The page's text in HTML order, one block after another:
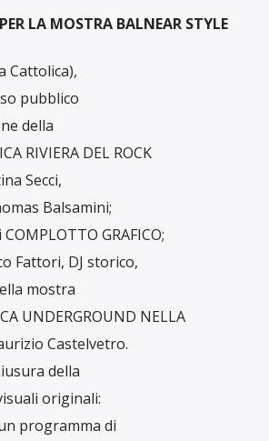
LA MOSTRA BALNEAR STYLE
Cattolica),
pubblico
della
RIVIERA DEL ROCK
Secci,
Balsamini;
GRAFICO;
Fattori, DJ storico,
mostra
UNDERGROUND NELLA
Castelvetro.
della
originali:
programma di